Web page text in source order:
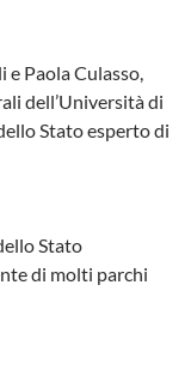
Paola Culasso,
dell’Università di
Stato esperto di
Stato
di molti parchi